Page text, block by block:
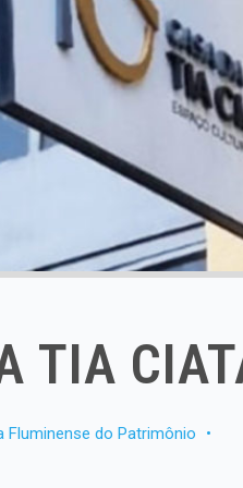
TIA
Fluminense do Patrimônio